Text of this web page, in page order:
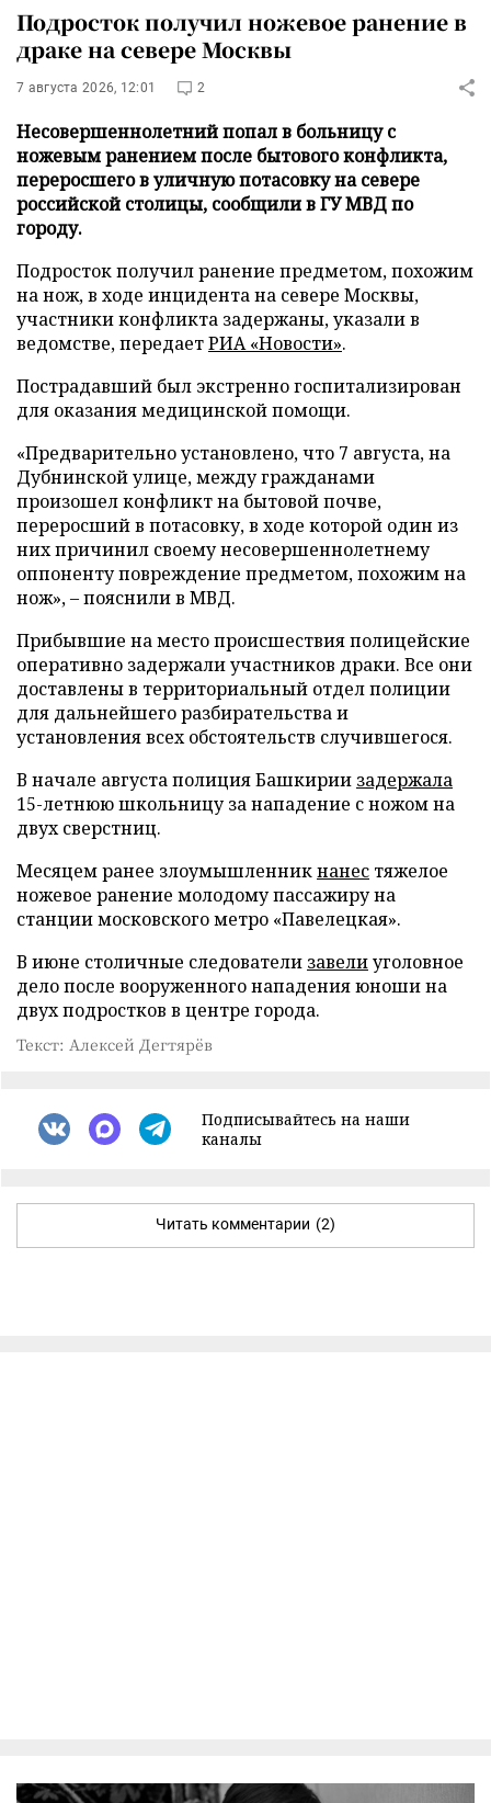
Подросток получил ножевое ранение в
драке на севере Москвы
7 августа 2026, 12:01 2
Несовершеннолетний попал в больницу с
ножевым ранением после бытового конфликта,
переросшего в уличную потасовку на севере
российской столицы, сообщили в ГУ МВД по
городу.
Подросток получил ранение предметом, похожим
на нож, в ходе инцидента на севере Москвы,
участники конфликта задержаны, указали в
ведомстве, передаетРИА «Новости».
Пострадавший был экстренно госпитализирован
для оказания медицинской помощи.
«Предварительно установлено, что 7 августа, на
Дубнинской улице, между гражданами
произошел конфликт на бытовой почве,
переросший в потасовку, в ходе которой один из
них причинил своему несовершеннолетнему
оппоненту повреждение предметом, похожим на
нож», – пояснили в МВД.
Прибывшие на место происшествия полицейские
оперативно задержали участников драки. Все они
доставлены в территориальный отдел полиции
для дальнейшего разбирательства и
установления всех обстоятельств случившегося.
В начале августа полиция Башкирии задержала
15-летнюю школьницу за нападение с ножом на
двух сверстниц.
Месяцем ранее злоумышленникнанес тяжелое
ножевое ранение молодому пассажиру на
станции московского метро «Павелецкая».
В июне столичные следователи завелиуголовное
дело после вооруженного нападения юноши на
двух подростков в центре города.
Текст: Алексей Дегтярёв
Подписывайтесь на наши
каналы
Читать комментарии (2)